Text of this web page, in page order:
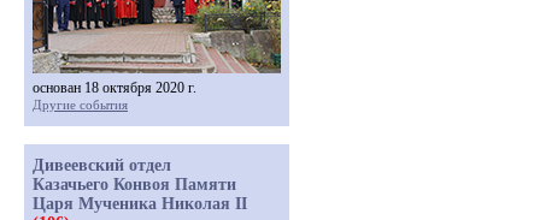
основан 18 октября 2020 г.
Другие события
Дивеевский отдел
Казачьего Конвоя Памяти
Царя Мученика Николая II